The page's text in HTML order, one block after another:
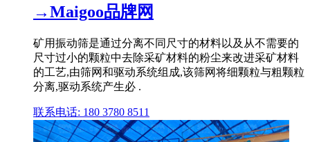
→Maigoo品牌网
矿用振动筛是通过分离不同尺寸的材料以及从不需要的
尺寸过小的颗粒中去除采矿材料的粉尘来改进采矿材料
的工艺,由筛网和驱动系统组成,该筛网将细颗粒与粗颗粒
分离,驱动系统产生必 .
联系电话: 180 3780 8511